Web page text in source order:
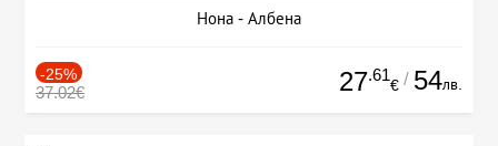
Нона - Албена
-25%
37.02€ 27.61
€ / 54лв.